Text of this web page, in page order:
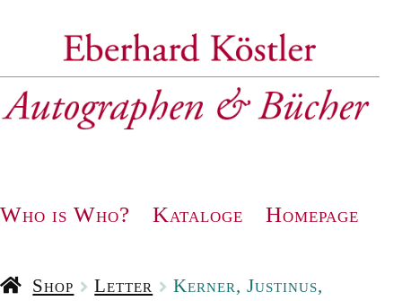
Navigation
Who is Who? Kataloge Homepage
Shop Letter
Kerner, Justinus,